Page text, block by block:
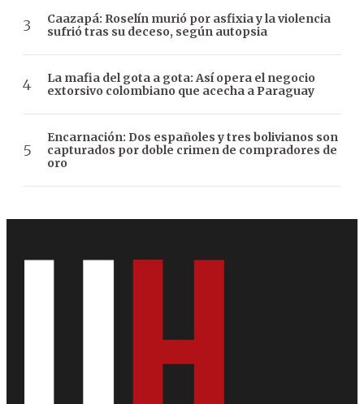
Caazapá: Roselín murió por asfixia y la violencia
sufrió tras su deceso, según autopsia
La mafia del gota a gota: Así opera el negocio
extorsivo colombiano que acecha a Paraguay
Encarnación: Dos españoles y tres bolivianos son
capturados por doble crimen de compradores de
oro